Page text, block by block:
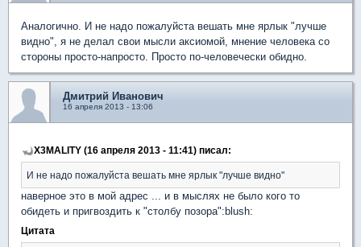
Аналогично. И не надо пожалуйста вешать мне ярлык "лучше
видно", я не делал свои мысли аксиомой, мнение человека со
стороны просто-напросто. Просто по-человечески обидно.
Дмитрий Иванович
16 апреля 2013 - 13:06
X3MALITY (16 апреля 2013 - 11:41) писал:
И не надо пожалуйста вешать мне ярлык "лучше видно"
наверное это в мой адрес ... и в мыслях не было кого то
обидеть и пригвоздить к "столбу позора":blush:
Цитата